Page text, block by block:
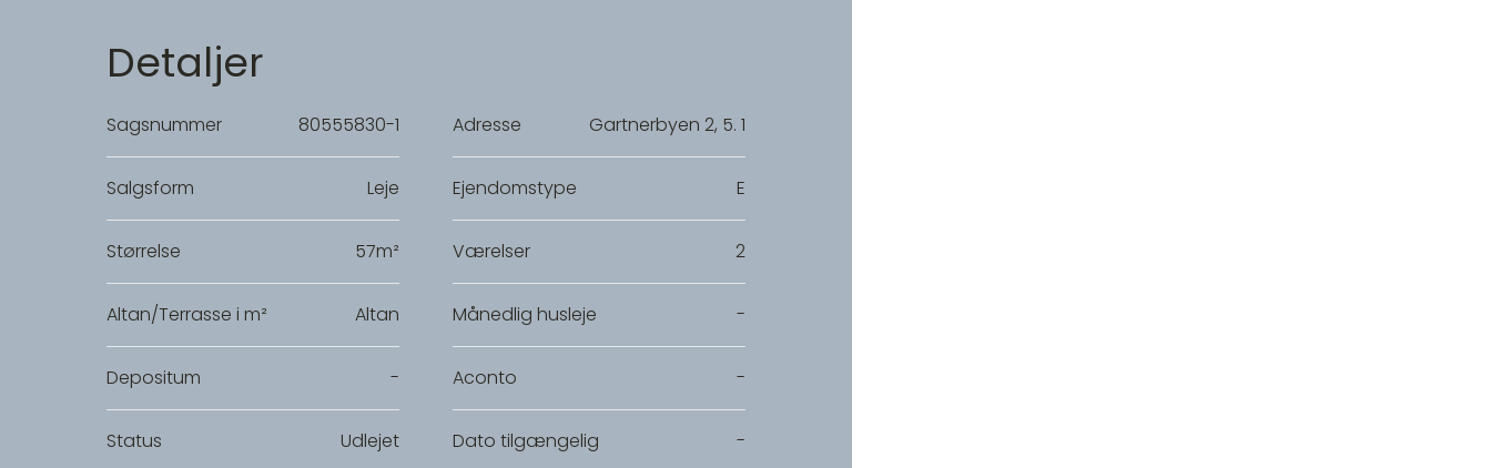
Detaljer
Sagsnummer 80555830-1 Adresse Gartnerbyen 2, 5. 1
Salgsform Leje Ejendomstype E
Størrelse 57m² Værelser 2
Altan/Terrasse i m² Altan Månedlig husleje -
Depositum - Aconto -
Status Udlejet Dato tilgængelig -